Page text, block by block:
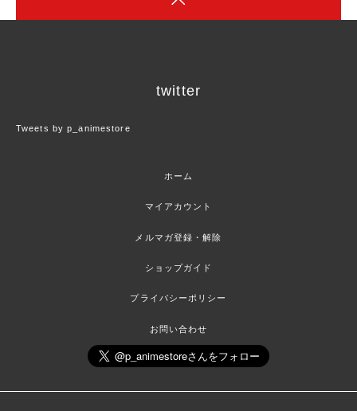
twitter
Tweets by p_animestore
ホーム
マイアカウント
メルマガ登録・解除
ショップガイド
プライバシーポリシー
お問い合わせ